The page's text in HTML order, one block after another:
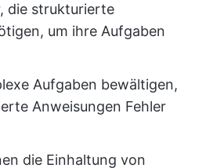
die strukturierte
um ihre Aufgaben
Aufgaben bewältigen,
Anweisungen Fehler
die Einhaltung von